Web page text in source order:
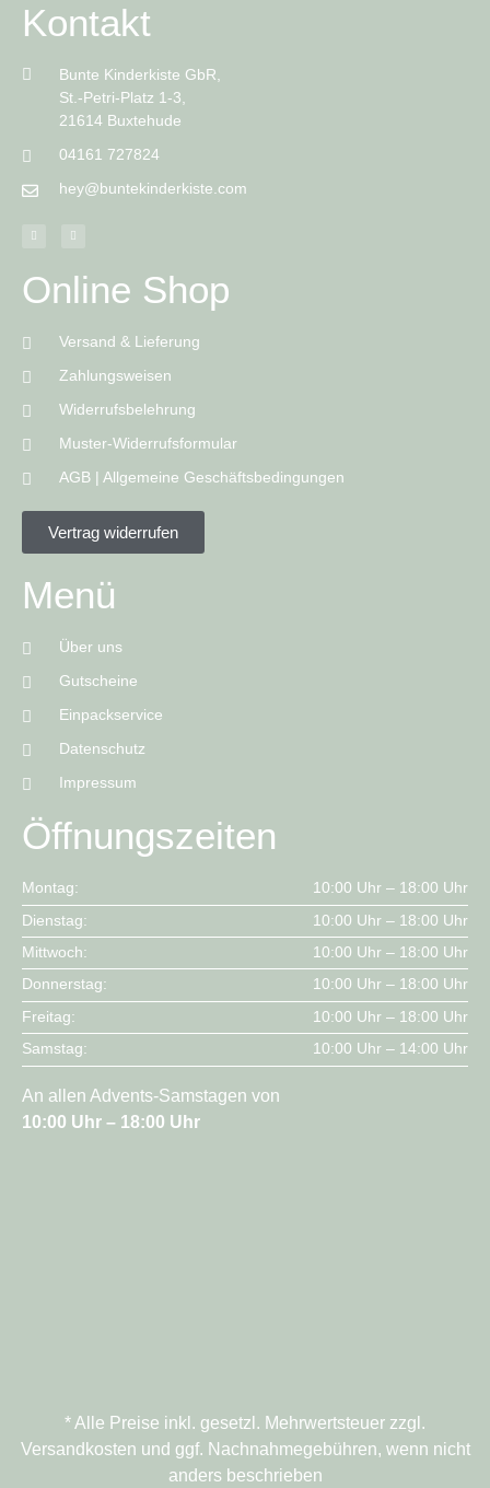
Kontakt
Bunte Kinderkiste GbR,
St.-Petri-Platz 1-3,
21614 Buxtehude
04161 727824
hey@buntekinderkiste.com
Online Shop
Versand & Lieferung
Zahlungsweisen
Widerrufsbelehrung
Muster-Widerrufsformular
AGB | Allgemeine Geschäftsbedingungen
Vertrag widerrufen
Menü
Über uns
Gutscheine
Einpackservice
Datenschutz
Impressum
Öffnungszeiten
Montag:
10:00 Uhr – 18:00 Uhr
Dienstag:
10:00 Uhr – 18:00 Uhr
Mittwoch:
10:00 Uhr – 18:00 Uhr
Donnerstag:
10:00 Uhr – 18:00 Uhr
Freitag:
10:00 Uhr – 18:00 Uhr
Samstag:
10:00 Uhr – 14:00 Uhr
An allen Advents-Samstagen von
10:00 Uhr – 18:00 Uhr
* Alle Preise inkl. gesetzl. Mehrwertsteuer zzgl.
Versandkosten und ggf. Nachnahmegebühren, wenn nicht
anders beschrieben